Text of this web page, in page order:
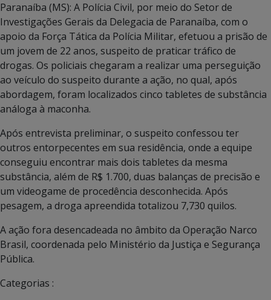
Paranaíba (MS): A Polícia Civil, por meio do Setor de
Investigações Gerais da Delegacia de Paranaíba, com o
apoio da Força Tática da Polícia Militar, efetuou a prisão de
um jovem de 22 anos, suspeito de praticar tráfico de
drogas. Os policiais chegaram a realizar uma perseguição
ao veículo do suspeito durante a ação, no qual, após
abordagem, foram localizados cinco tabletes de substância
análoga à maconha.
Após entrevista preliminar, o suspeito confessou ter
outros entorpecentes em sua residência, onde a equipe
conseguiu encontrar mais dois tabletes da mesma
substância, além de R$ 1.700, duas balanças de precisão e
um videogame de procedência desconhecida. Após
pesagem, a droga apreendida totalizou 7,730 quilos.
A ação fora desencadeada no âmbito da Operação Narco
Brasil, coordenada pelo Ministério da Justiça e Segurança
Pública.
Categorias :